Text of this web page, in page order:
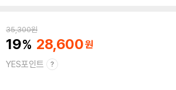
35,300원
19 28,600
YES포인트